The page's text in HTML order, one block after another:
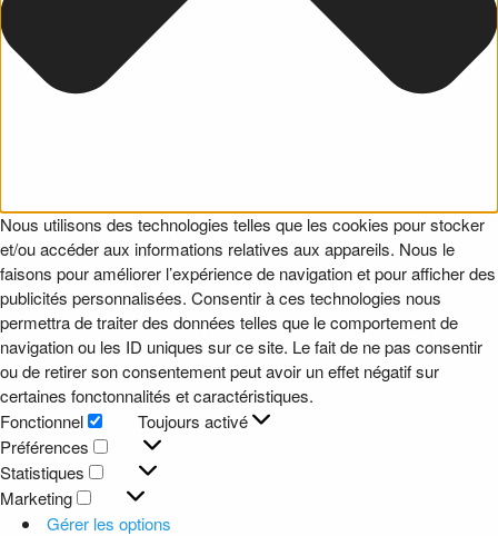
Nous utilisons des technologies telles que les cookies pour stocker
et/ou accéder aux informations relatives aux appareils. Nous le
faisons pour améliorer l’expérience de navigation et pour afficher des
publicités personnalisées. Consentir à ces technologies nous
permettra de traiter des données telles que le comportement de
navigation ou les ID uniques sur ce site. Le fait de ne pas consentir
ou de retirer son consentement peut avoir un effet négatif sur
certaines fonctonnalités et caractéristiques.
Fonctionnel
Fonctionnel
Toujours activé
Préférences
Préférences
Statistiques
Statistiques
Marketing
Marketing
Gérer les options